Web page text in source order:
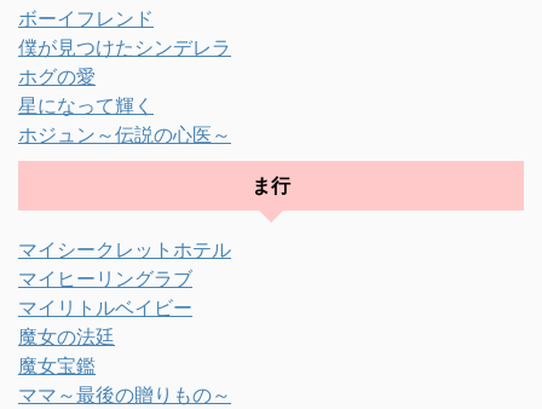
ボーイフレンド
僕が見つけたシンデレラ
ホグの愛
星になって輝く
ホジュン～伝説の心医～
ま行
マイシークレットホテル
マイヒーリングラブ
マイリトルベイビー
魔女の法廷
魔女宝鑑
ママ～最後の贈りもの～